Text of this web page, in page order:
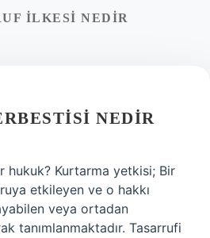
ILKESI NEDIR
NEDIR
hukuk? Kurtarma yetkisi; Bir
etkileyen ve o hakkı
veya ortadan
tanımlanmaktadır. Tasarrufi